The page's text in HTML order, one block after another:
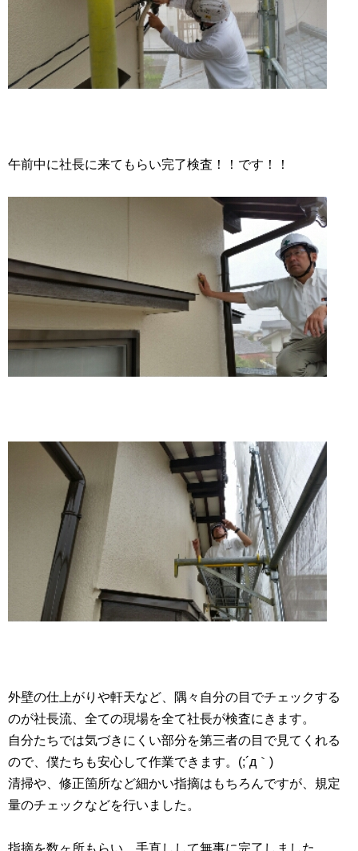
午前中に社長に来てもらい完了検査！！です！！
外壁の仕上がりや軒天など、隅々自分の目でチェックする
のが社長流、全ての現場を全て社長が検査にきます。
自分たちでは気づきにくい部分を第三者の目で見てくれる
ので、僕たちも安心して作業できます。(;´д｀)
清掃や、修正箇所など細かい指摘はもちろんですが、規定
量のチェックなどを行いました。